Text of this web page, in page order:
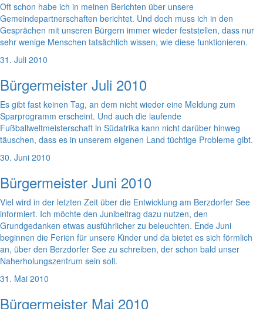
Oft schon habe ich in meinen Berichten über unsere
Gemeindepartnerschaften berichtet. Und doch muss ich in den
Gesprächen mit unseren Bürgern immer wieder feststellen, dass nur
sehr wenige Menschen tatsächlich wissen, wie diese funktionieren.
31. Juli 2010
Bürgermeister Juli 2010
Es gibt fast keinen Tag, an dem nicht wieder eine Meldung zum
Sparprogramm erscheint. Und auch die laufende
Fußballweltmeisterschaft in Südafrika kann nicht darüber hinweg
täuschen, dass es in unserem eigenen Land tüchtige Probleme gibt.
30. Juni 2010
Bürgermeister Juni 2010
Viel wird in der letzten Zeit über die Entwicklung am Berzdorfer See
informiert. Ich möchte den Junibeitrag dazu nutzen, den
Grundgedanken etwas ausführlicher zu beleuchten. Ende Juni
beginnen die Ferien für unsere Kinder und da bietet es sich förmlich
an, über den Berzdorfer See zu schreiben, der schon bald unser
Naherholungszentrum sein soll.
31. Mai 2010
Bürgermeister Mai 2010